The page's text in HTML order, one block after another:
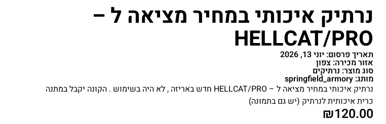
נרתיק איכותי במחיר מציאה ל –
HELLCAT/PRO
תאריך פרסום: יוני 13, 2026
אזור מכירה: צפון
סוג מוצר: נרתיקים
מותג: springfield_armory
נרתיק איכותי במחיר מציאה ל – HELLCAT/PRO חדש באריזה , לא היה בשימוש . הקונה יקבל במתנה
כרית איכותית לנרתיק (יש גם בתמונה)
₪120.00